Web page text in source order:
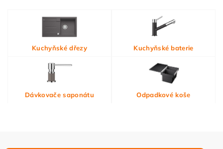
Vložením hodnocení souhlasíte s
podmínkami ochrany
osobních údajů
Kuchyňské dřezy Kuchyňské baterie
Dávkovače saponátu Odpadkové koše